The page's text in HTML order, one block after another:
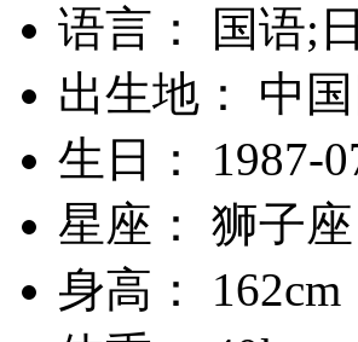
语言： 国语;
出生地： 中
生日： 1987-
星座： 狮子座
身高： 162cm